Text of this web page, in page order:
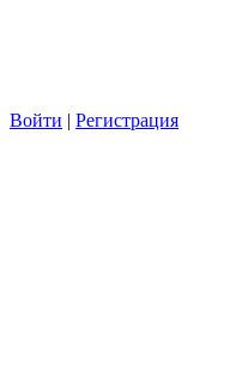
Войти | Регистрация